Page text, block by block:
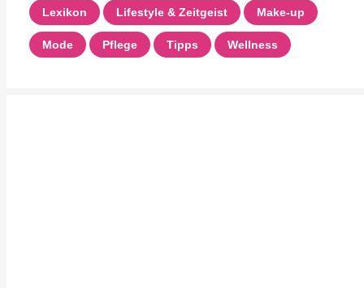
Lexikon Lifestyle & Zeitgeist Make-up
Mode Pflege Tipps Wellness